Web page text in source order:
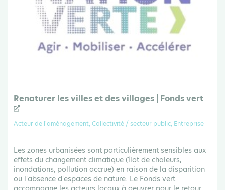
Renaturer les villes et des villages | Fonds vert
Acteur de l'aménagement, Collectivité / secteur public, Entreprise
Les zones urbanisées sont particulièrement sensibles aux
effets du changement climatique (îlot de chaleurs,
inondations, pollution accrue) en raison de la disparition
ou l'absence d'espaces de nature. Le Fonds vert